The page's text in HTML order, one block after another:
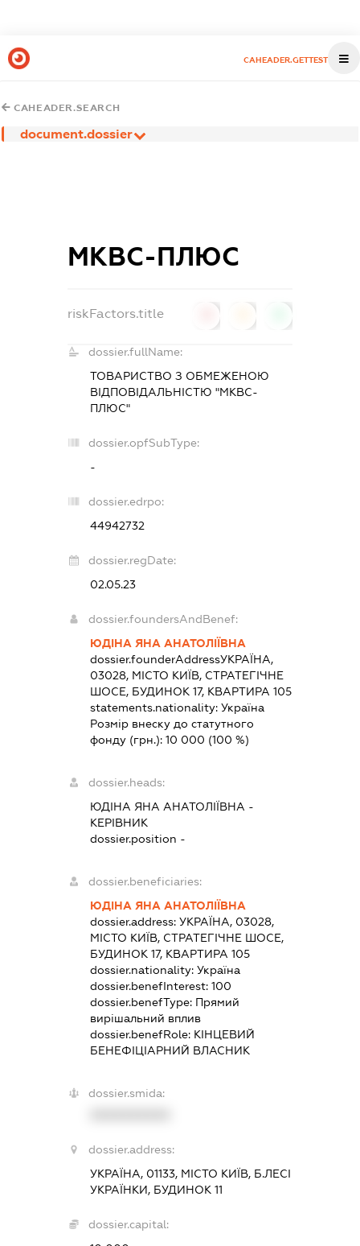
CAHEADER.GETTEST
CAHEADER.SEARCH
document.dossier
МКВС-ПЛЮС
riskFactors.title
dossier.fullName:
ТОВАРИСТВО З ОБМЕЖЕНОЮ
ВІДПОВІДАЛЬНІСТЮ "МКВС-
ПЛЮС"
dossier.opfSubType:
-
dossier.edrpo:
44942732
dossier.regDate:
02.05.23
dossier.foundersAndBenef:
ЮДІНА ЯНА АНАТОЛІЇВНА
dossier.founderAddressУКРАЇНА,
03028, МІСТО КИЇВ, СТРАТЕГІЧНЕ
ШОСЕ, БУДИНОК 17, КВАРТИРА 105
statements.nationality: Україна
Розмір внеску до статутного
фонду (грн.): 10 000 (100 %)
dossier.heads:
ЮДІНА ЯНА АНАТОЛІЇВНА -
КЕРІВНИК
dossier.position -
dossier.beneficiaries:
ЮДІНА ЯНА АНАТОЛІЇВНА
dossier.address: УКРАЇНА, 03028,
МІСТО КИЇВ, СТРАТЕГІЧНЕ ШОСЕ,
БУДИНОК 17, КВАРТИРА 105
dossier.nationality: Україна
dossier.benefInterest: 100
dossier.benefType: Прямий
вирішальний вплив
dossier.benefRole: КІНЦЕВИЙ
БЕНЕФІЦІАРНИЙ ВЛАСНИК
dossier.smida:
dossier.address:
УКРАЇНА, 01133, МІСТО КИЇВ, Б.ЛЕСІ
УКРАЇНКИ, БУДИНОК 11
dossier.capital: